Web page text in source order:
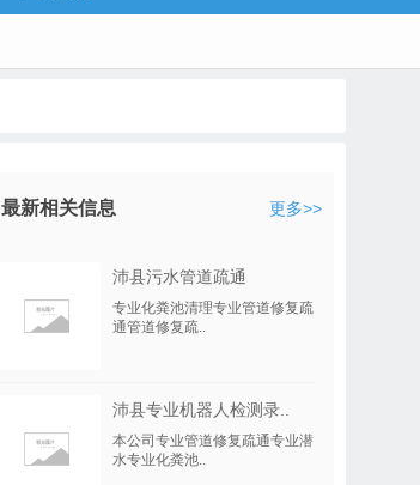
最新相关信息 更多>>
沛县污水管道疏通
专业化粪池清理专业管道修复疏
通管道修复疏..
沛县专业机器人检测录..
本公司专业管道修复疏通专业潜
水专业化粪池..